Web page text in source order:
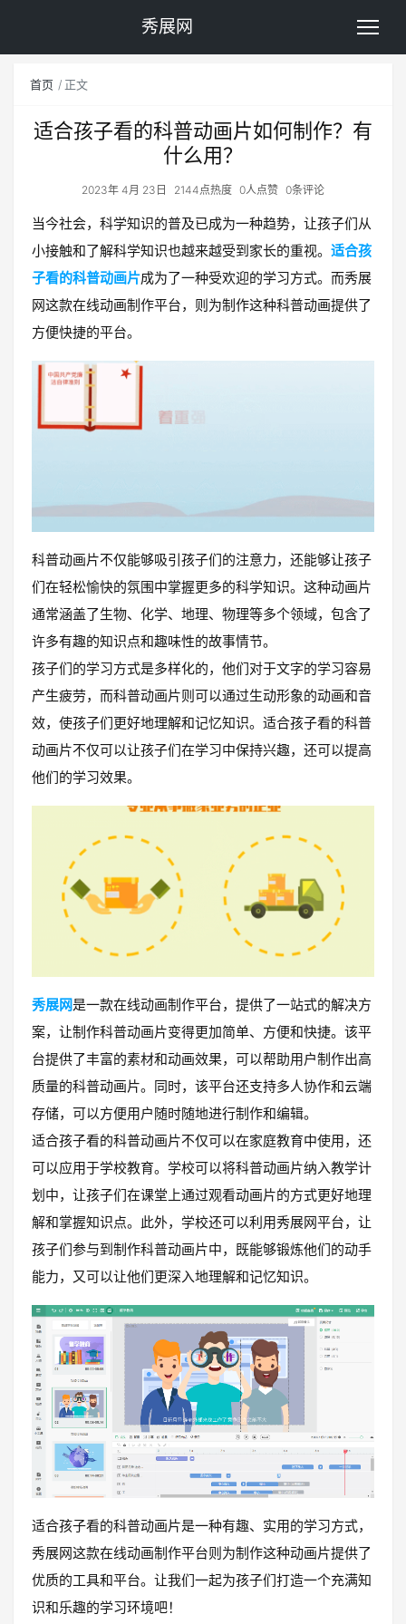
秀展网
首页 正文
适合孩子看的科普动画片如何制作？有
什么用？
2023年 4月 23日 2144点热度 0人点赞 0条评论
当今社会，科学知识的普及已成为一种趋势，让孩子们从
小接触和了解科学知识也越来越受到家长的重视。 适合孩
子看的科普动画片成为了一种受欢迎的学习方式。而秀展
网这款在线动画制作平台，则为制作这种科普动画提供了
方便快捷的平台。
科普动画片不仅能够吸引孩子们的注意力，还能够让孩子
们在轻松愉快的氛围中掌握更多的科学知识。这种动画片
通常涵盖了生物、化学、地理、物理等多个领域，包含了
许多有趣的知识点和趣味性的故事情节。
孩子们的学习方式是多样化的，他们对于文字的学习容易
产生疲劳，而科普动画片则可以通过生动形象的动画和音
效，使孩子们更好地理解和记忆知识。适合孩子看的科普
动画片不仅可以让孩子们在学习中保持兴趣，还可以提高
他们的学习效果。
秀展网是一款在线动画制作平台，提供了一站式的解决方
案，让制作科普动画片变得更加简单、方便和快捷。该平
台提供了丰富的素材和动画效果，可以帮助用户制作出高
质量的科普动画片。同时，该平台还支持多人协作和云端
存储，可以方便用户随时随地进行制作和编辑。
适合孩子看的科普动画片不仅可以在家庭教育中使用，还
可以应用于学校教育。学校可以将科普动画片纳入教学计
划中，让孩子们在课堂上通过观看动画片的方式更好地理
解和掌握知识点。此外，学校还可以利用秀展网平台，让
孩子们参与到制作科普动画片中，既能够锻炼他们的动手
能力，又可以让他们更深入地理解和记忆知识。
适合孩子看的科普动画片是一种有趣、实用的学习方式，
秀展网这款在线动画制作平台则为制作这种动画片提供了
优质的工具和平台。让我们一起为孩子们打造一个充满知
识和乐趣的学习环境吧！